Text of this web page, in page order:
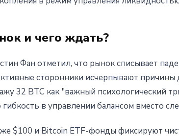
и чего ждать?
Фан отметил, что рынок списывает
сторонники исчерпывают
32 BTC как "важный психологический
в управлении балансом вместо
$100 и Bitcoin ETF-фонды фиксируют